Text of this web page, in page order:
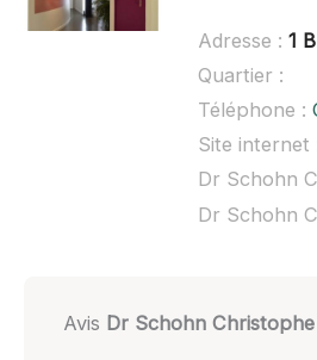
Adresse : 1 B
Quartier :
Téléphone :
Site internet
Avis Dr Schohn Christophe